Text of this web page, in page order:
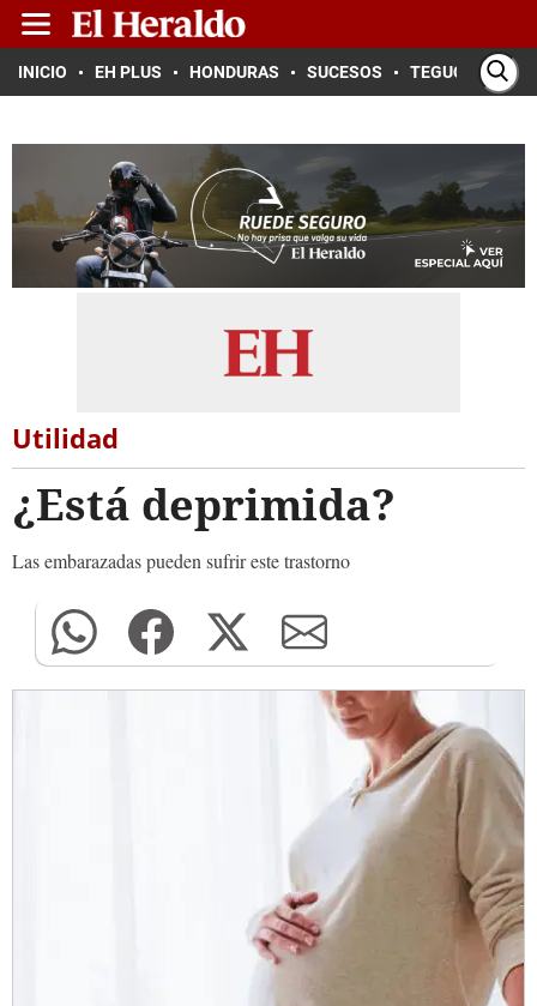
INICIO EH PLUS HONDURAS SUCESOS TEGUCIGALPA
Utilidad
¿Está deprimida?
Las embarazadas pueden sufrir este trastorno